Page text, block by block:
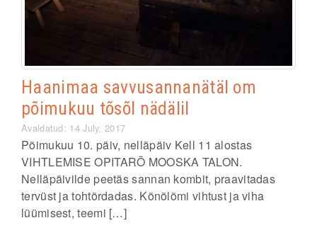
Haanimaa savvusannanätäl om
põimukuu tõsõl nädälil
Avaldatud: 14 July, 2017
Põimukuu 10. päiv, nelläpäiv Kell 11 alostas
VIHTLEMISE OPITARÕ MOOSKA TALON.
Nelläpäivilde peetäs sannan kombit, praavitadas
tervüst ja tohtõrdadas. Kõnõlõmi vihtust ja viha
lüümisest, teemi […]